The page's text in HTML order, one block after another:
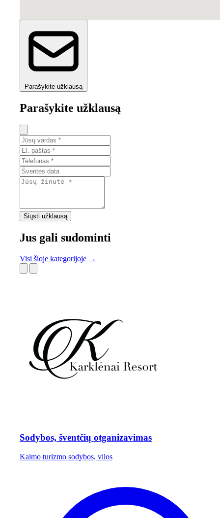
Parašykite užklausą
Parašykite užklausą
Siųsti užklausą
Jus gali sudominti
Visi šioje kategorijoje →
Sodybos, šventčių otganizavimas
Kaimo turizmo sodybos, vilos